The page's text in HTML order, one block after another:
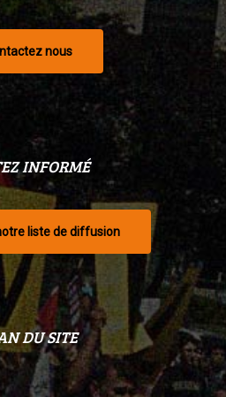
nous
INFORMÉ
liste de diffusion
DU SITE